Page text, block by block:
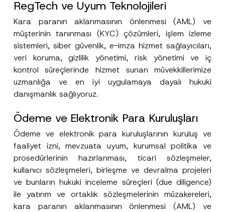
RegTech ve Uyum Teknolojileri
Kara paranın aklanmasının önlenmesi (AML) ve
müşterinin tanınması (KYC) çözümleri, işlem izleme
sistemleri, siber güvenlik, e-imza hizmet sağlayıcıları,
veri koruma, gizlilik yönetimi, risk yönetimi ve iç
kontrol süreçlerinde hizmet sunan müvekkillerimize
uzmanlığa ve en iyi uygulamaya dayalı hukuki
danışmanlık sağlıyoruz.
Ödeme ve Elektronik Para Kuruluşları
Ödeme ve elektronik para kuruluşlarının kuruluş ve
faaliyet izni, mevzuata uyum, kurumsal politika ve
prosedürlerinin hazırlanması, ticari sözleşmeler,
kullanıcı sözleşmeleri, birleşme ve devralma projeleri
ve bunların hukuki inceleme süreçleri (due diligence)
ile yatırım ve ortaklık sözleşmelerinin müzakereleri,
kara paranın aklanmasının önlenmesi (AML) ve
Firma
Pozisyon
P
z
i
y
n
*
Konu*